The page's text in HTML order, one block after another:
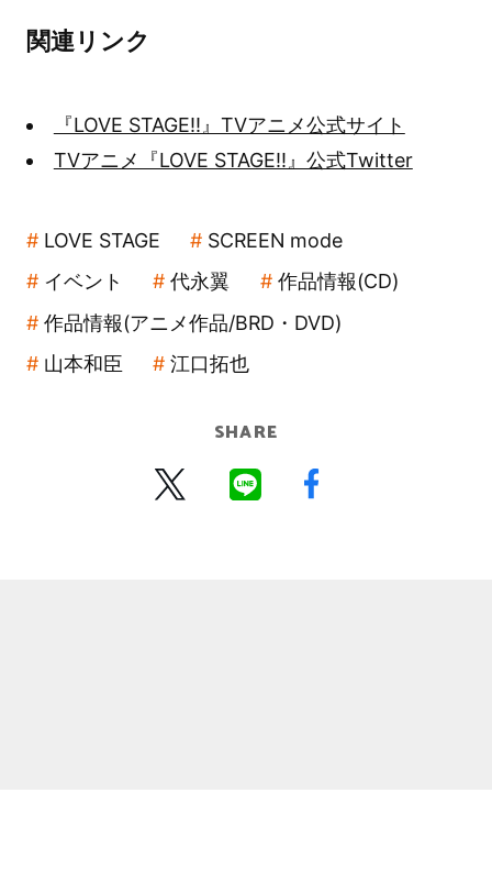
関連リンク
『LOVE STAGE!!』TVアニメ公式サイト
TVアニメ『LOVE STAGE!!』公式Twitter
LOVE STAGE
SCREEN mode
イベント
代永翼
作品情報(CD)
作品情報(アニメ作品/BRD・DVD)
山本和臣
江口拓也
SHARE